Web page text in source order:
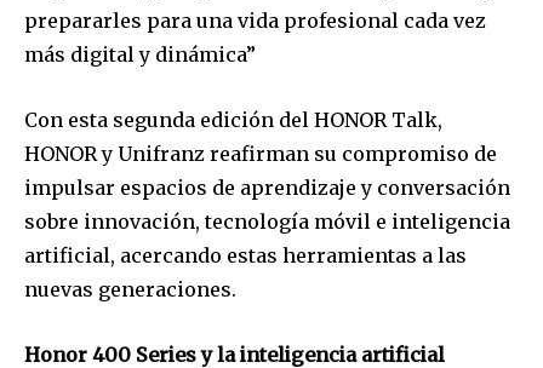
prepararles para una vida profesional cada vez
más digital y dinámica”
Con esta segunda edición del HONOR Talk,
HONOR y Unifranz reafirman su compromiso de
impulsar espacios de aprendizaje y conversación
sobre innovación, tecnología móvil e inteligencia
artificial, acercando estas herramientas a las
nuevas generaciones.
Honor 400 Series y la inteligencia artificial